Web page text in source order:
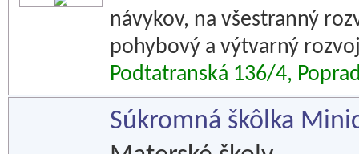
návykov, na všestranný
pohybový a výtvarný
Podtatranská 136/4,
Súkromná škôlka